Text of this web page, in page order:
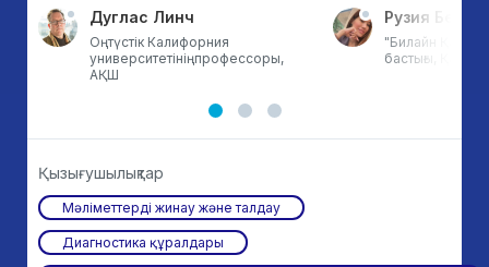
Дуглас Линч
Оңтүстік Калифорния
университетініңпрофессоры,
АҚШ
Рузия
"Билайн
бастығы,
Қызығушылықтар
Мәліметтерді жинау және талдау
Диагностика құралдары